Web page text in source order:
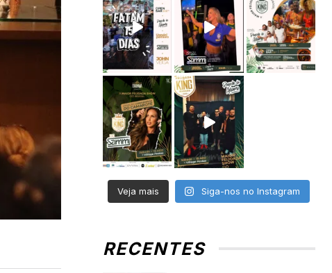
Veja mais Siga-nos no Instagram
RECENTES